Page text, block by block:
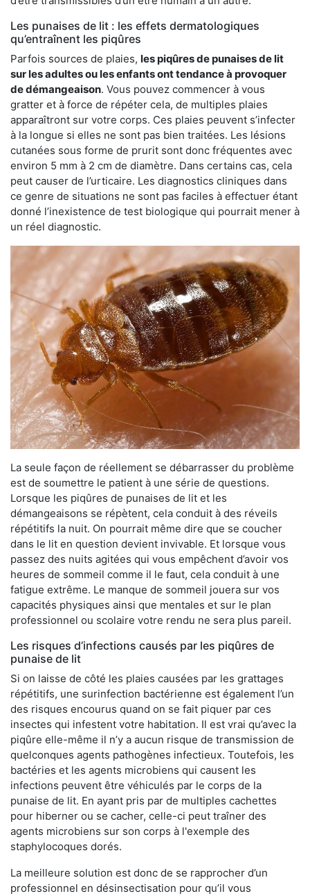
Les punaises de lit : les effets dermatologiques
qu’entraînent les piqûres
Parfois sources de plaies, les piqûres de punaises de lit
sur les adultes ou les enfants ont tendance à provoquer
de démangeaison. Vous pouvez commencer à vous
gratter et à force de répéter cela, de multiples plaies
apparaîtront sur votre corps. Ces plaies peuvent s’infecter
à la longue si elles ne sont pas bien traitées. Les lésions
cutanées sous forme de prurit sont donc fréquentes avec
environ 5 mm à 2 cm de diamètre. Dans certains cas, cela
peut causer de l’urticaire. Les diagnostics cliniques dans
ce genre de situations ne sont pas faciles à effectuer étant
donné l’inexistence de test biologique qui pourrait mener à
un réel diagnostic.
La seule façon de réellement se débarrasser du problème
est de soumettre le patient à une série de questions.
Lorsque les piqûres de punaises de lit et les
démangeaisons se répètent, cela conduit à des réveils
répétitifs la nuit. On pourrait même dire que se coucher
dans le lit en question devient invivable. Et lorsque vous
passez des nuits agitées qui vous empêchent d’avoir vos
heures de sommeil comme il le faut, cela conduit à une
fatigue extrême. Le manque de sommeil jouera sur vos
capacités physiques ainsi que mentales et sur le plan
professionnel ou scolaire votre rendu ne sera plus pareil.
Les risques d’infections causés par les piqûres de
punaise de lit
Si on laisse de côté les plaies causées par les grattages
répétitifs, une surinfection bactérienne est également l’un
des risques encourus quand on se fait piquer par ces
insectes qui infestent votre habitation. Il est vrai qu’avec la
piqûre elle-même il n’y a aucun risque de transmission de
quelconques agents pathogènes infectieux. Toutefois, les
bactéries et les agents microbiens qui causent les
infections peuvent être véhiculés par le corps de la
punaise de lit. En ayant pris par de multiples cachettes
pour hiberner ou se cacher, celle-ci peut traîner des
agents microbiens sur son corps à l'exemple des
staphylocoques dorés.
La meilleure solution est donc de se rapprocher d’un
professionnel en désinsectisation pour qu’il vous